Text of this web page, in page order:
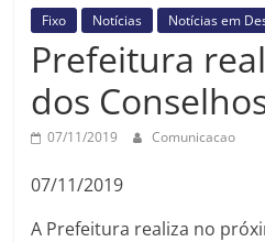
Fixo Notícias Notícias em
Prefeitura
dos
07/11/2019 Comunicacao
07/11/2019
A Prefeitura realiza no